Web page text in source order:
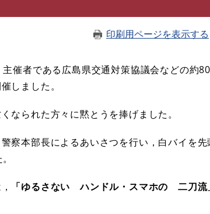
印刷用ページを表示する
催者である広島県交通対策協議会などの約
しました。
なられた方々に黙とうを捧げました。
察本部長によるあいさつを行い，白バイを
「ゆるさない ハンドル・スマホの 二刀流